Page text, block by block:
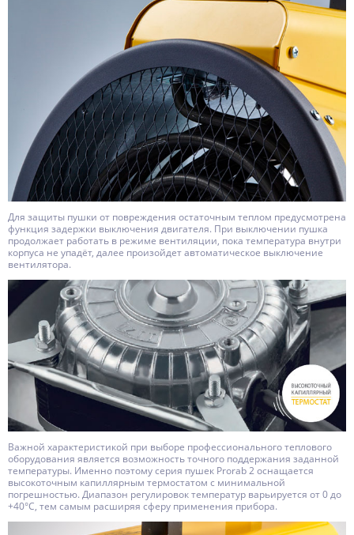
Для защиты пушки от повреждения остаточным теплом предусмотрена
функция задержки выключения двигателя. При выключении пушка
продолжает работать в режиме вентиляции, пока температура внутри
корпуса не упадёт, далее произойдет автоматическое выключение
вентилятора.
Важной характеристикой при выборе профессионального теплового
оборудования является возможность точного поддержания заданной
температуры. Именно поэтому серия пушек Prorab 2 оснащается
высокоточным капиллярным термостатом с минимальной
погрешностью. Диапазон регулировок температур варьируется от 0 до
+40°C, тем самым расширяя сферу применения прибора.